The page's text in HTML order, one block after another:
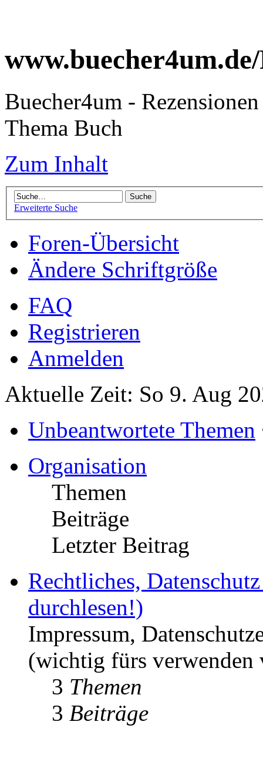
Buecher4um -
Thema Buch
Zum Inhalt
Erweiterte Suche
Foren-Übersicht
Ändere Schriftgröße
FAQ
Registrieren
Anmelden
Aktuelle Zeit: So 9. Aug
Unbeantwortete Themen
Organisation
Themen
Beiträge
Letzter Beitrag
Rechtliches,
durchlesen!)
Impressum,
(wichtig fürs
3 Themen
3 Beiträge